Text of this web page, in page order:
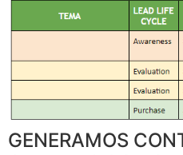
GENERAMOS